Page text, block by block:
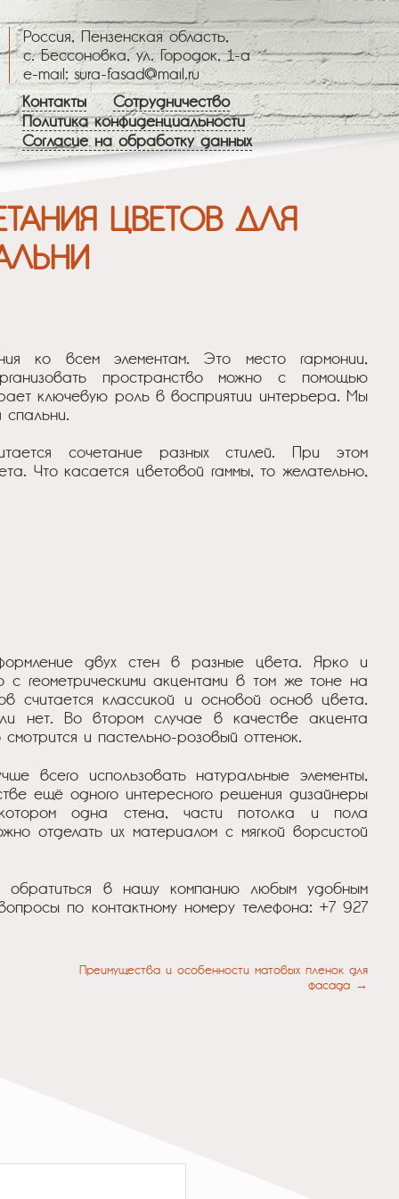
Россия, Пензенская область,
с. Бессоновка, ул. Городок, 1-а
e-mail: sura-fasad@mail.ru
Контакты
Сотрудничество
Политика конфиденциальности
Согласие на обработку данных
ко всем элементам. Это место гармонии,
пространство можно с помощью
ключевую роль в восприятии интерьера. Мы
сочетание разных стилей. При этом
Что касается цветовой гаммы, то желательно,
двух стен в разные цвета. Ярко и
с геометрическими акцентами в том же тоне на
считается классикой и основой основ цвета.
нет. Во втором случае в качестве акцента
и пастельно-розовый оттенок.
всего использовать натуральные элементы,
ещё одного интересного решения дизайнеры
одна стена, части потолка и пола
отделать их материалом с мягкой ворсистой
в нашу компанию любым удобным
по контактному номеру телефона: +7 927
Преимущества и особенности матовых пленок для
фасада →